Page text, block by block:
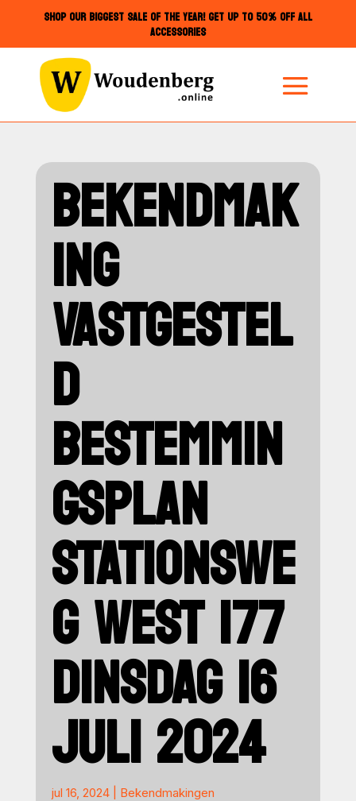
SHOP OUR BIGGEST SALE OF THE YEAR! GET UP TO 50% OFF ALL
ACCESSORIES
BEKENDMAK
ING
VASTGESTEL
D
BESTEMMIN
GSPLAN
STATIONSWE
G WEST 177
DINSDAG 16
JULI 2024
jul 16, 2024| Bekendmakingen